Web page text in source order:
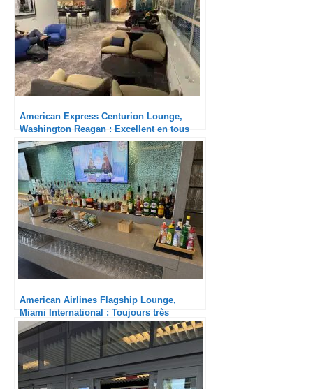
American Express Centurion Lounge,
Washington Reagan : Excellent en tous
points
American Airlines Flagship Lounge,
Miami International : Toujours très
agréable